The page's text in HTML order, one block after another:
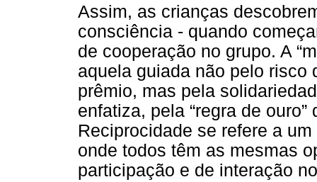
Assim, as crianças
consciência - quando
de cooperação no grupo. A
aquela guiada não pelo risco
prêmio, mas pela
enfatiza, pela “regra de
Reciprocidade se refere a
onde todos têm as mesmas
participação e de interação